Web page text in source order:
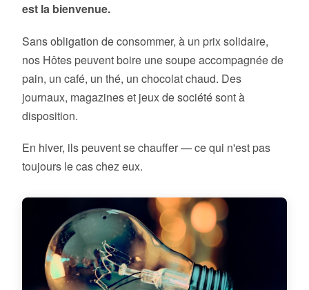
est la bienvenue.
Sans obligation de consommer, à un prix solidaire,
nos Hôtes peuvent boire une soupe accompagnée de
pain, un café, un thé, un chocolat chaud. Des
journaux, magazines et jeux de société sont à
disposition.
En hiver, ils peuvent se chauffer — ce qui n'est pas
toujours le cas chez eux.